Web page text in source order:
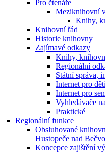
Pro čtenáře
Meziknihovní
Knihy,
Knihovní řád
Historie knihovny
Zajímavé odkazy
Knihy,
Regionální
Státní správa,
Internet pro děti
Internet pro
Vyhledávače
Praktické
Regionální funkce
Obsluhované
Hustopeče nad
Koncepce zajištění